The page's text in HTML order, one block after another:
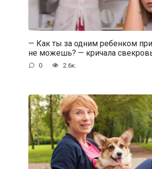
— Как ты за одним ребенком
не можешь? — кричала
0 2.6к.